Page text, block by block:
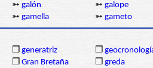
➳ galón ➳ galope
➳ gamella ➳ gameto
❒ generatriz ❒
❒ Gran Bretaña ❒ greda